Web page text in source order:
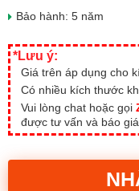
Bảo hành: 5 năm
*Lưu ý:
Giá trên áp dụng cho
Có nhiều kích thước
Vui lòng chat hoặc gọi
được tư vấn và báo